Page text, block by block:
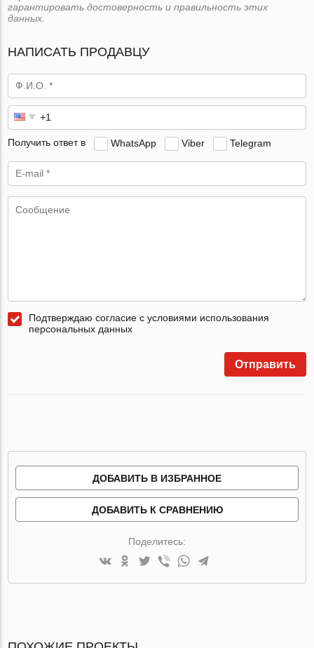
гарантировать достоверность и правильность этих
данных.
НАПИСАТЬ ПРОДАВЦУ
Получить ответ в WhatsApp Viber Telegram
Подтверждаю согласие с условиями использования
персональных данных
Отправить
ДОБАВИТЬ В ИЗБРАННОЕ
ДОБАВИТЬ К СРАВНЕНИЮ
Поделитесь: